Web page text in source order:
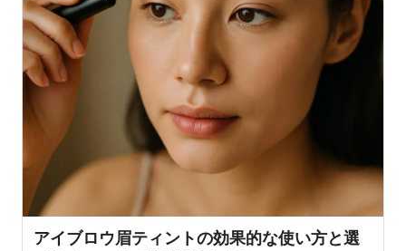
アイブロウ眉ティントの効果的な使い方と選